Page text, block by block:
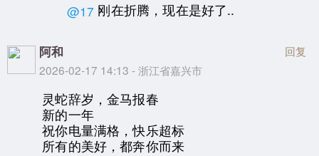
@17 刚在折腾，现在是好了..
阿和
2026-02-17 14:13 - 浙江省嘉兴市
回复
灵蛇辞岁，金马报春
新的一年
祝你电量满格，快乐超标
所有的美好，都奔你而来